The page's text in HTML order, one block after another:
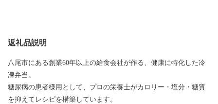
返礼品説明
八尾市にある創業60年以上の給食会社が作る、健康に特化した冷
凍弁当。
糖尿病の患者様用として、プロの栄養士がカロリー・塩分・糖質
を抑えてレシピを構築しています。